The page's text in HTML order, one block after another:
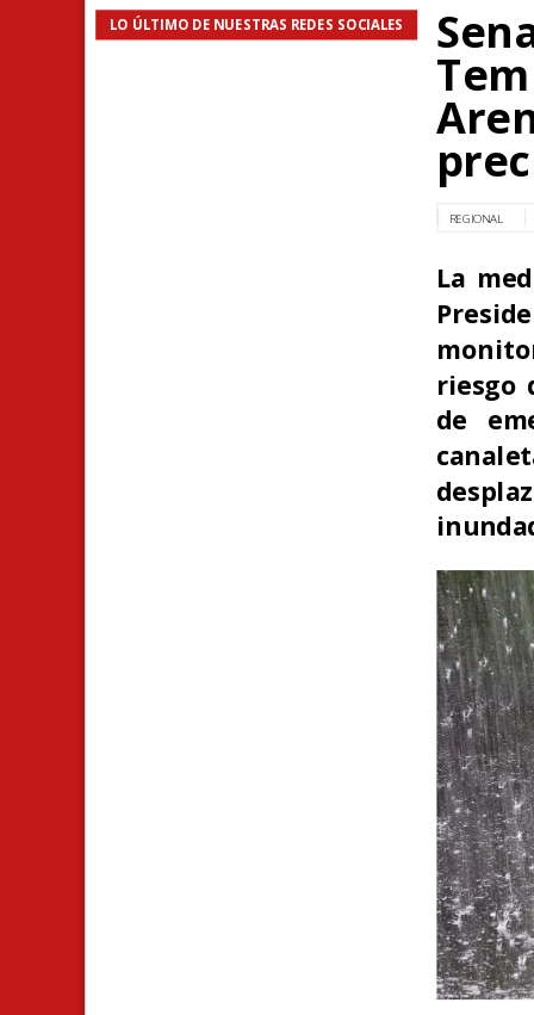
LO ÚLTIMO DE NUESTRAS REDES SOCIALES
REGIONAL
La
riesgo
de